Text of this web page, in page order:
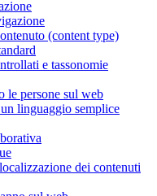
(content type)
e tassonomie
le persone sul web
linguaggio semplice
dei contenuti